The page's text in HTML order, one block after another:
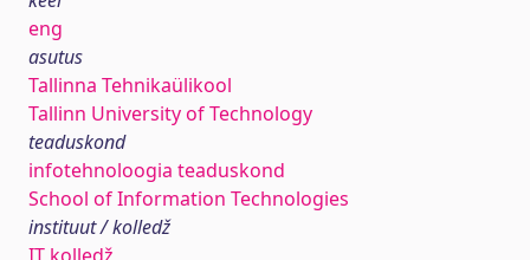
eng
asutus
Tallinna Tehnikaülikool
Tallinn University of Technology
teaduskond
infotehnoloogia teaduskond
School of Information Technologies
instituut / kolledž